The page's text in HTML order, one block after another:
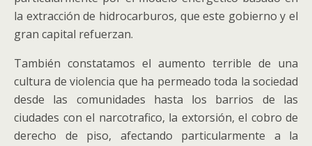
la extracción de hidrocarburos, que este gobierno y el
gran capital refuerzan.
También constatamos el aumento terrible de una
cultura de violencia que ha permeado toda la sociedad
desde las comunidades hasta los barrios de las
ciudades con el narcotrafico, la extorsión, el cobro de
derecho de piso, afectando particularmente a la